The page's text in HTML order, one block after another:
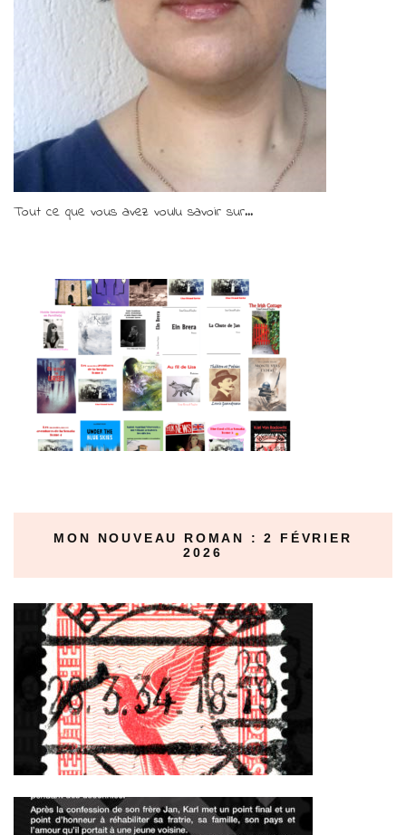
Tout ce que vous avez voulu savoir sur...
MON NOUVEAU ROMAN : 2 FÉVRIER
2026